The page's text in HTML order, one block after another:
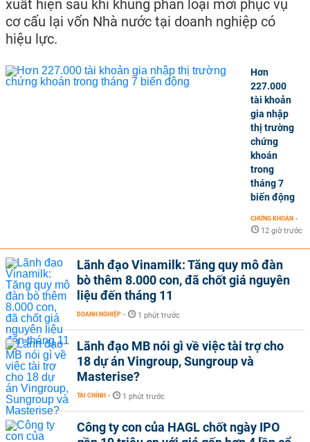
xuất hiện sau khi khung phân loại mới phục vụ
cơ cấu lại vốn Nhà nước tại doanh nghiệp có
hiệu lực.
Hơn
227.000
tài khoản
gia nhập
thị trường
chứng
khoán
trong
tháng 7
biến động
CHỨNG KHOÁN -
12 giờ trước
Lãnh đạo Vinamilk: Tăng quy mô đàn
bò thêm 8.000 con, đã chốt giá nguyên
liệu đến tháng 11
DOANH NGHIỆP - 1 phút trước
Lãnh đạo MB nói gì về việc tài trợ cho
18 dự án Vingroup, Sungroup và
Masterise?
TÀI CHÍNH - 1 phút trước
Công ty con của HAGL chốt ngày IPO